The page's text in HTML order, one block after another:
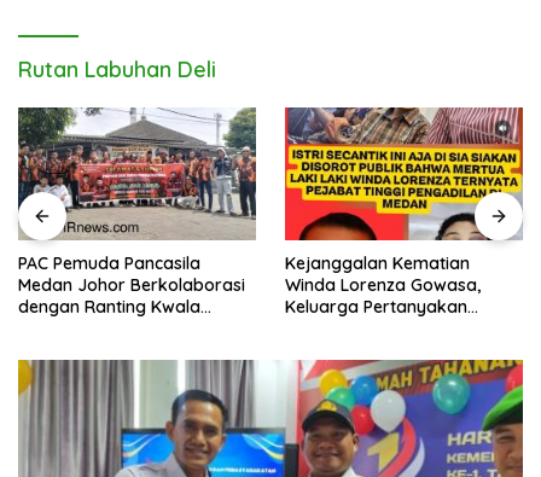
Rutan Labuhan Deli
PAC Pemuda Pancasila
Medan Johor Berkolaborasi
dengan Ranting Kwala
Jemaah dan Pengguna Jalan
Kejanggalan Kematian
Winda Lorenza Gowasa,
Keluarga Pertanyakan